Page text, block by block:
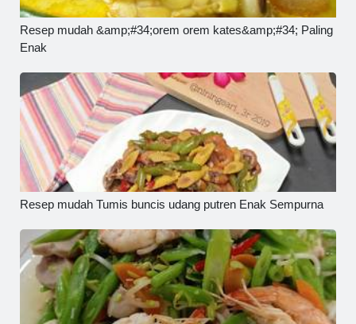
Resep mudah &amp;#34;orem orem kates&amp;#34; Paling
Enak
Resep mudah Tumis buncis udang putren Enak Sempurna